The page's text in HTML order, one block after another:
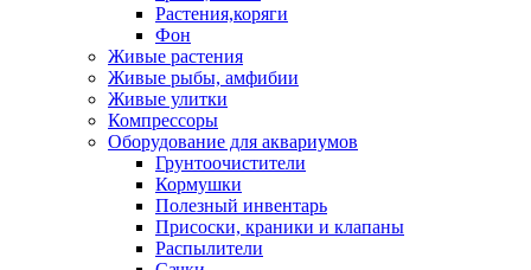
Растения,коряги
Фон
Живые растения
Живые рыбы, амфибии
Живые улитки
Компрессоры
Оборудование для аквариумов
Грунтоочистители
Кормушки
Полезный инвентарь
Присоски, краники и клапаны
Распылители